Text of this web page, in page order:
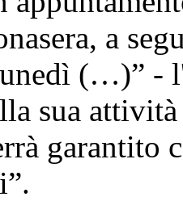
a
(…)” -
sua
garantito